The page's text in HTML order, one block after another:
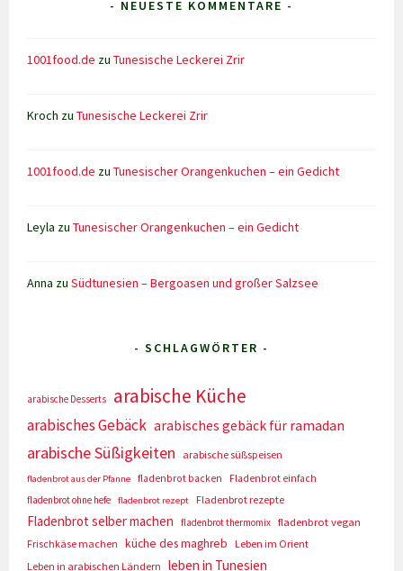
- NEUESTE KOMMENTARE -
1001food.de zuTunesische Leckerei Zrir
Kroch zuTunesische Leckerei Zrir
1001food.de zuTunesischer Orangenkuchen – ein Gedicht
Leyla zuTunesischer Orangenkuchen – ein Gedicht
Anna zuSüdtunesien – Bergoasen und großer Salzsee
- SCHLAGWÖRTER -
arabische Desserts arabische Küche
arabisches Gebäck arabisches gebäck für ramadan
arabische Süßigkeiten arabische süßspeisen
fladenbrot aus der Pfanne fladenbrot backen
Fladenbrot einfach
fladenbrot ohne hefe
fladenbrot rezept Fladenbrot rezepte
Fladenbrot selber machen fladenbrot thermomix fladenbrot vegan
Frischkäse machen
küche des maghreb
Leben im Orient
Leben in arabischen Ländern
leben in Tunesien